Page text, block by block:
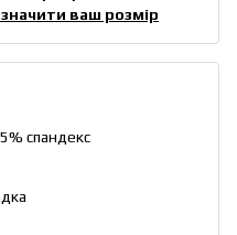
ваш розмір
спандекс